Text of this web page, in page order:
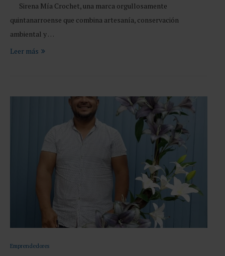
Sirena Mía Crochet, una marca orgullosamente
quintanarroense que combina artesanía, conservación
ambiental y …
Leer más
Emprendedores